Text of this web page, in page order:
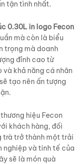
tận tình nhất.
0.30L in logo Fecon
mà còn là biểu
trọng mà doanh
đỉnh cao từ
khả năng cá nhân
tạo nên ấn tượng
hiệu Fecon
khách hàng, đối
trà trở thành một trải
nghiệp và tinh tế của
sẽ là món quà